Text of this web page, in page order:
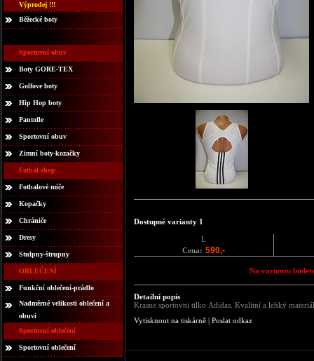
Výprodej !!!
Běžecké boty
Sportovní obuv
Boty GORE-TEX
Golfove boty
Hip Hop boty
Pantofle
Sportovní obuv
Zimní boty-kozačky
Fotbal shop
Fotbalové míče
Kopačky
Chrániče
Dresy
Stulpny-štrupny
OBLEČENÍ
Funkční oblečení-prádlo
Nadměrné velikosti oblečení a
obuvi
Sportovní oblečení
Sportovní oblečení
Dostupné varianty 1
L
Cena: 590,-
Na variantu
Detailní popis
Krasne sportovni tilko Adidas. Kvalitní a lehký
Vytisknout na tiskárně | Poslat odkaz